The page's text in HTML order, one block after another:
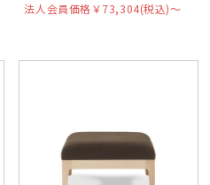
法人会員価格￥73,304(税込)〜